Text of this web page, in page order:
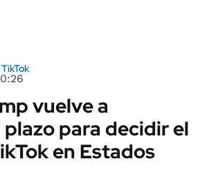
TikTok
vuelve a
para decidir el
en Estados